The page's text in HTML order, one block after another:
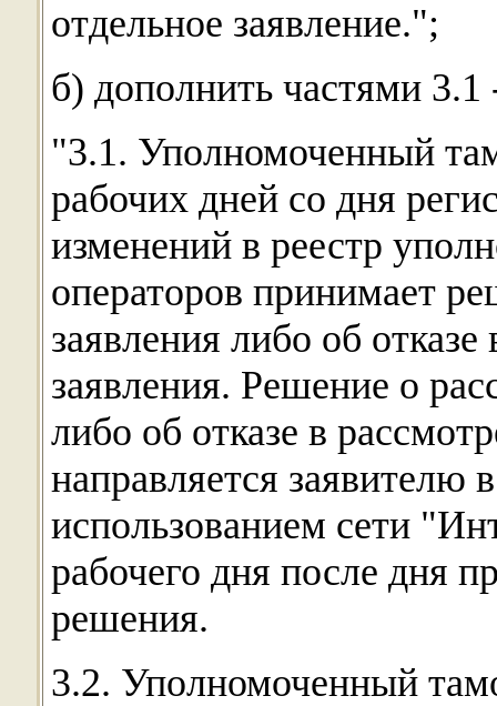
отдельное заявление.";
б) дополнить частями
"3.1. Уполномоченный
рабочих дней со дня
изменений в реестр
операторов принимает
заявления либо об
заявления. Решение о
либо об отказе в
направляется заявителю
использованием сети
рабочего дня после дня
решения.
3.2. Уполномоченный